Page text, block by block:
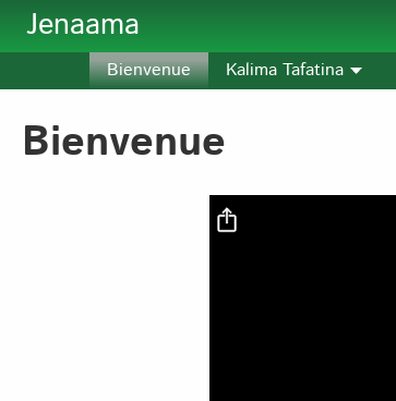
Aller au contenu principal
Jenaama
Bienvenue Kalima Tafatina
Bienvenue
Fichier vidéo